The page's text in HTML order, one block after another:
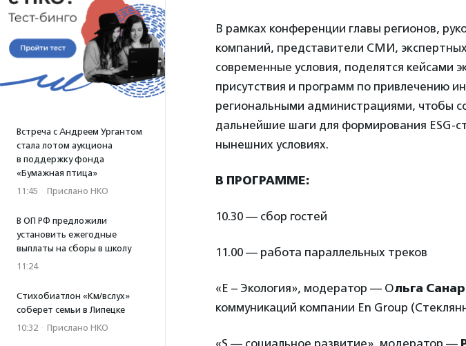
Встреча с Андреем Ургантом
стала лотом аукциона
в поддержку фонда
«Бумажная птица»
11:45 · Прислано НКО
В ОП РФ предложили
установить ежегодные
выплаты на сборы в школу
11:24
Стихобиатлон «Км/вслух»
соберет семьи в Липецке
10:32 · Прислано НКО
В рамках конференции главы регионов,
компаний, представители СМИ,
современные условия, поделятся кейсами
присутствия и программ по привлечению
региональными администрациями, чтобы
дальнейшие шаги для формирования ESG-
нынешних условиях.
В ПРОГРАММЕ:
10.30 — сбор гостей
11.00 — работа параллельных треков
«Е – Экология», модератор — Ольга
коммуникаций компании En Group
«S — социальное развитие», модератор —